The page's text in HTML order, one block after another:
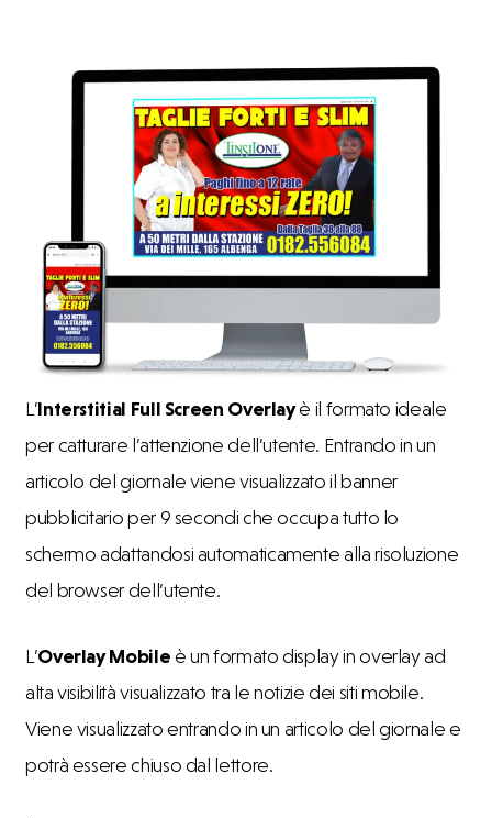
L’Interstitial Full Screen Overlayè il formato ideale
per catturare l’attenzione dell’utente. Entrando in un
articolo del giornale viene visualizzato il banner
pubblicitario per 9 secondi che occupa tutto lo
schermo adattandosi automaticamente alla risoluzione
del browser dell’utente.
L’Overlay Mobileè un formato display in overlay ad
alta visibilità visualizzato tra le notizie dei siti mobile.
Viene visualizzato entrando in un articolo del giornale e
potrà essere chiuso dal lettore.